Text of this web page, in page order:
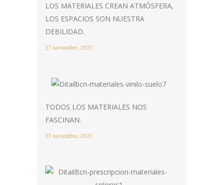
LOS MATERIALES CREAN ATMÓSFERA,
LOS ESPACIOS SON NUESTRA
DEBILIDAD.
27 noviembre, 2025
TODOS LOS MATERIALES NOS
FASCINAN.
25 noviembre, 2025